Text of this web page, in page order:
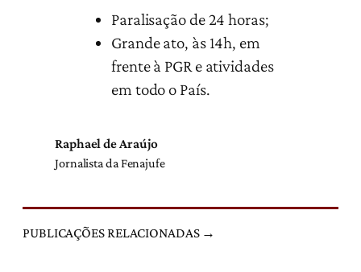
Paralisação de 24 horas;
Grande ato, às 14h, em
frente à PGR e atividades
em todo o País.
Raphael de Araújo
Jornalista da Fenajufe
PUBLICAÇÕES RELACIONADAS →